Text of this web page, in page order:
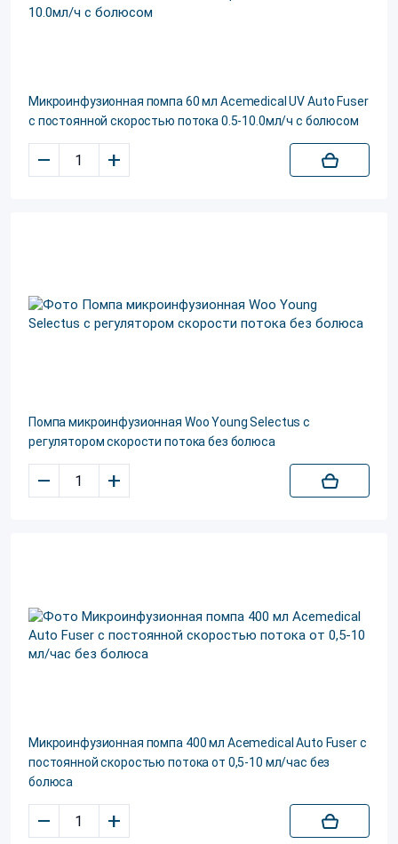
Микроинфузионная помпа 60 мл Acemedical UV Auto Fuser
с постоянной скоростью потока 0.5-10.0мл/ч с болюсом
– +
Помпа микроинфузионная Woo Young Selectus с
регулятором скорости потока без болюса
– +
Микроинфузионная помпа 400 мл Acemedical Auto Fuser с
постоянной скоростью потока от 0,5-10 мл/час без
болюса
– +